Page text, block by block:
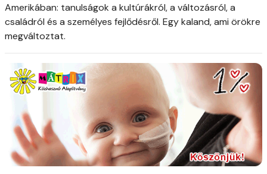
Amerikában: tanulságok a kultúrákról, a változásról, a
családról és a személyes fejlődésről. Egy kaland, ami örökre
megváltoztat.